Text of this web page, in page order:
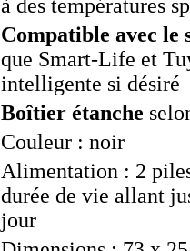
à des températures
Compatible avec le
que Smart-Life et
intelligente si désiré
Boîtier étanche
Couleur : noir
Alimentation : 2
durée de vie allant
jour